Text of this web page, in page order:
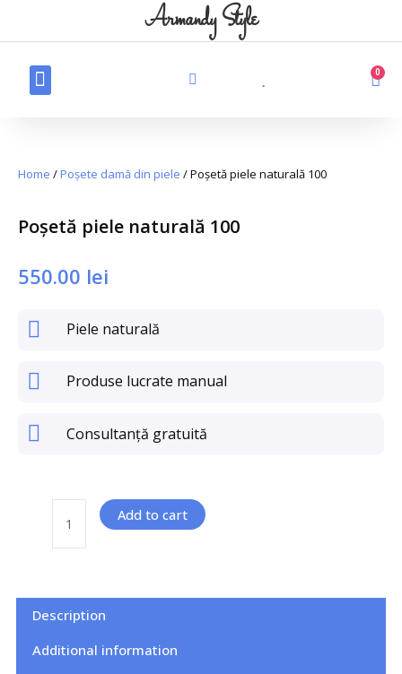
Armandy Style
0
Home /Poșete damă din piele / Poșetă piele naturală 100
Poșetă piele naturală 100
550.00 lei
Piele naturală
Produse lucrate manual
Consultanță gratuită
Add to cart
Description
Additional information